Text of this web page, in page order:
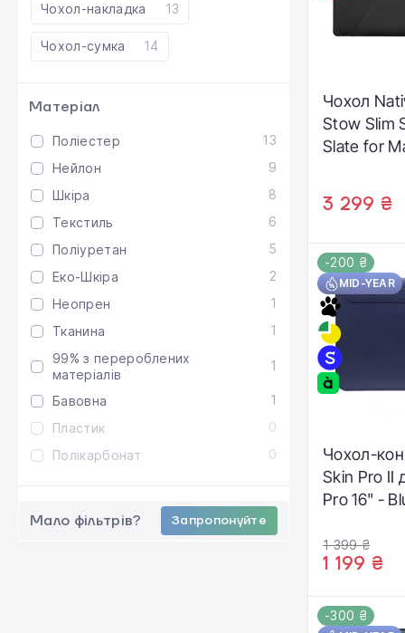
Чохол-накладка 13
Чохол-сумка 14
Матеріал
Поліестер
13
Нейлон
9
Шкіра
8
Текстиль
6
Поліуретан
5
Еко-Шкіра
2
Неопрен
1
Тканина
1
99% з перероблених
матеріалів
1
Бавовна
1
Пластик
0
Полікарбонат
0
Мало фільтрів? Запропонуйте
Чохол
Stow Slim
Slate for
3 299 ₴
-200 ₴
MID-YEAR
Чохол-
Skin Pro II
Pro 16" -
1 399 ₴
1 199 ₴
-300 ₴